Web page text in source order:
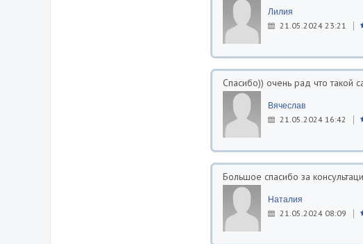
Лилия
21.05.2024 23:21
Спасибо)) очень рад что такой
Вячеслав
21.05.2024 16:42
Большое спасибо за
Наталия
21.05.2024 08:09